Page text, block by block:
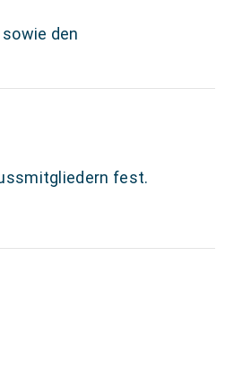
den
fest.